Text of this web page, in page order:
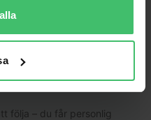
ner den.
följa – du får personlig